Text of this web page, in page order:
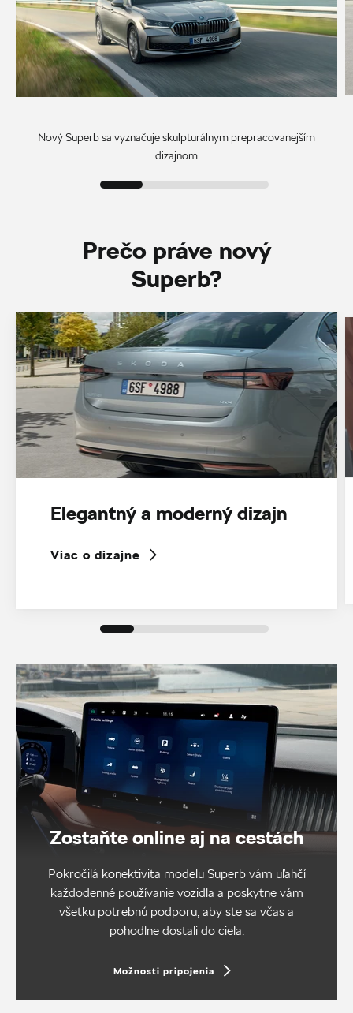
Nový Superb sa vyznačuje skulpturálnym prepracovanejším
dizajnom
Prečo práve nový
Superb?
Elegantný a moderný dizajn
Viac o dizajne
Zostaňte online aj na cestách
Pokročilá konektivita modelu Superb vám uľahčí
každodenné používanie vozidla a poskytne vám
všetku potrebnú podporu, aby ste sa včas a
pohodlne dostali do cieľa.
Možnosti pripojenia